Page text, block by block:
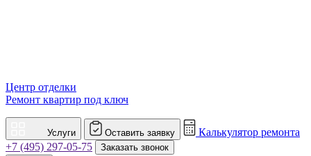
Центр отделки
Ремонт квартир под ключ
Услуги Оставить заявку
Калькулятор ремонта
+7 (495) 297-05-75
Заказать звонок